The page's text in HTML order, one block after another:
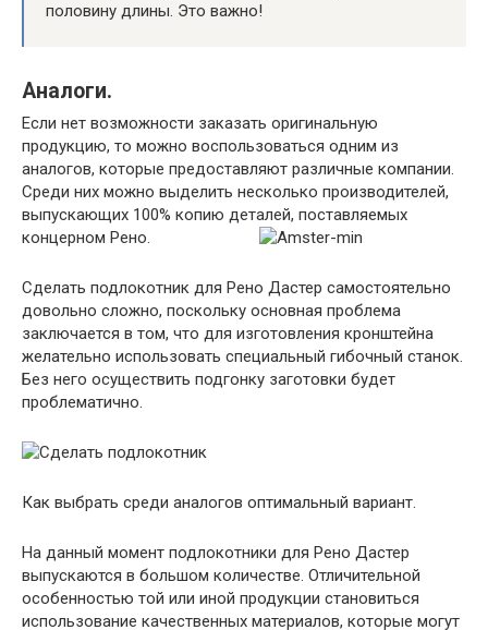
половину длины. Это важно!
Аналоги.
Если нет возможности заказать оригинальную
продукцию, то можно воспользоваться одним из
аналогов, которые предоставляют различные компании.
Среди них можно выделить несколько производителей,
выпускающих 100% копию деталей, поставляемых
концерном Рено.
Сделать подлокотник для Рено Дастер самостоятельно
довольно сложно, поскольку основная проблема
заключается в том, что для изготовления кронштейна
желательно использовать специальный гибочный станок.
Без него осуществить подгонку заготовки будет
проблематично.
Как выбрать среди аналогов оптимальный вариант.
На данный момент подлокотники для Рено Дастер
выпускаются в большом количестве. Отличительной
особенностью той или иной продукции становиться
использование качественных материалов, которые могут